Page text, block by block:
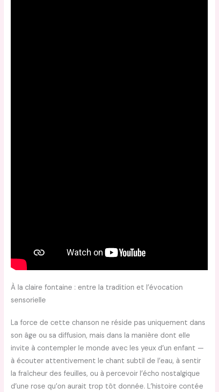
À la claire fontaine : entre la tradition et l’évocation
sensorielle
La force de cette chanson ne réside pas uniquement dans
son âge ou sa diffusion, mais dans la manière dont elle
invite à contempler le monde avec les yeux d’un enfant —
à écouter attentivement le chant subtil de l’eau, à sentir
la fraîcheur des feuilles, ou à percevoir l’écho nostalgique
d’une rose qu’on aurait trop tôt donnée. L’histoire contée